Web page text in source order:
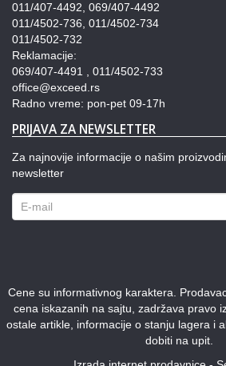
011/407-4492, 069/407-4492
011/4502-736, 011/4502-734
011/4502-732
Reklamacije:
069/407-4491 , 011/4502-733
office@exceed.rs
Radno vreme: pon-pet 09-17h
PRIJAVA ZA NEWSLETTER
Za najnovije informacije o našim
newsletter
Cene su informativnog karaktera.
cena iskazanih na sajtu, zadržava pravo
ostale artikle, informacije o stanju lagera i
dobiti na upit.